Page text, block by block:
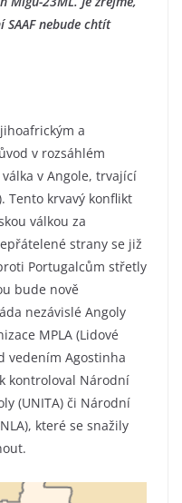
SAAF nebude chtít
a
v rozsáhlém
v Angole, trvající
Tento krvavý konflikt
válkou za
strany se již
Portugalcům střetly
bude nově
nezávislé Angoly
MPLA (Lidové
vedením Agostinha
kontroloval Národní
(UNITA) či Národní
které se snažily